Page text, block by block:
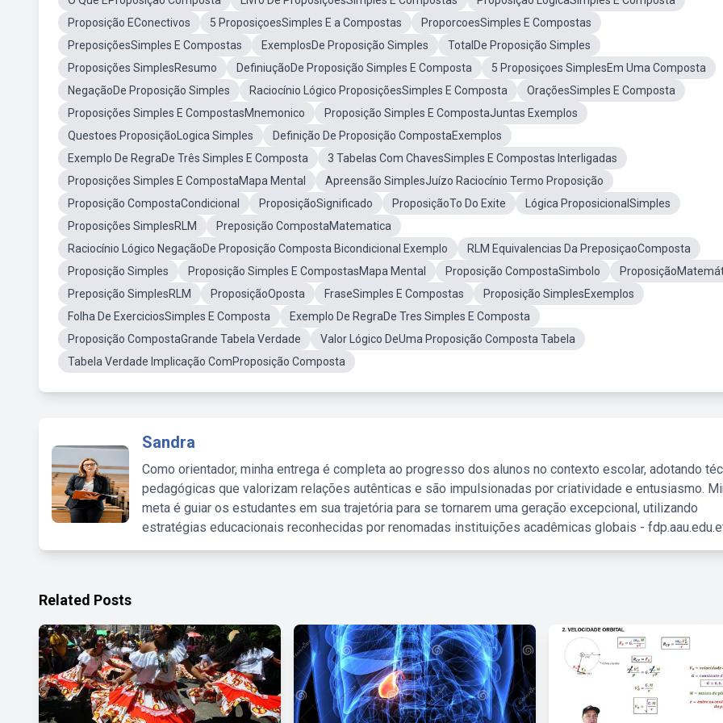
Proposição EConectivos
5 ProposiçoesSimples E a Compostas
ProporcoesSimples E Compostas
PreposiçõesSimples E Compostas
ExemplosDe Proposição Simples
TotalDe Proposição Simples
Proposições SimplesResumo
DefiniuçãoDe Proposição Simples E Composta
5 Proposiçoes SimplesEm Uma Composta
NegaçãoDe Proposição Simples
Raciocínio Lógico ProposiçõesSimples E Composta
OraçõesSimples E Composta
Proposições Simples E CompostasMnemonico
Proposição Simples E CompostaJuntas Exemplos
Questoes ProposiçãoLogica Simples
Definição De Proposição CompostaExemplos
Exemplo De RegraDe Três Simples E Composta
3 Tabelas Com ChavesSimples E Compostas Interligadas
Proposições Simples E CompostaMapa Mental
Apreensão SimplesJuízo Raciocínio Termo Proposição
Proposição CompostaCondicional
ProposiçãoSignificado ProposiçãoTo Do Exite
Lógica ProposicionalSimples
Proposições SimplesRLM
Preposição CompostaMatematica
Raciocínio Lógico NegaçãoDe Proposição Composta Bicondicional Exemplo
RLM Equivalencias Da PreposiçaoComposta
Proposição Simples
Proposição Simples E CompostasMapa Mental Proposição CompostaSimbolo
Preposição SimplesRLM
ProposiçãoOposta FraseSimples E Compostas
Proposição SimplesExemplos
Folha De ExerciciosSimples E Composta
Exemplo De RegraDe Tres Simples E Composta
Proposição CompostaGrande Tabela Verdade
Valor Lógico DeUma Proposição Composta Tabela
Tabela Verdade Implicação ComProposição Composta
Sandra
Como orientador, minha entrega é completa ao progresso dos alunos no contexto escolar, adotando
pedagógicas que valorizam relações autênticas e são impulsionadas por criatividade e entusiasmo.
meta é guiar os estudantes em sua trajetória para se tornarem uma geração excepcional, utilizando
estratégias educacionais reconhecidas por renomadas instituições acadêmicas globais -
Related Posts